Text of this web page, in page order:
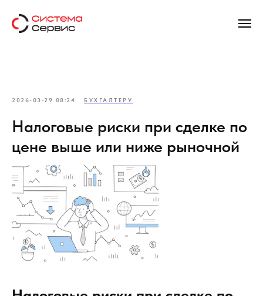
2026-03-29 08:24 БУХГАЛТЕРУ
Налоговые риски при сделке по
цене выше или ниже рыночной